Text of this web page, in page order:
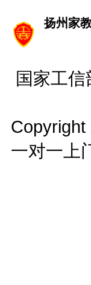
扬州家
国家工信
Copyright
一对一上